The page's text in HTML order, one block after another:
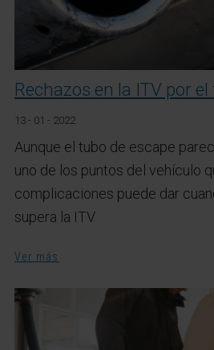
Rechazos en la ITV por
13 - 01 - 2022
Aunque el tubo de escape
uno de los puntos del vehículo
complicaciones puede dar
supera la ITV
Ver más